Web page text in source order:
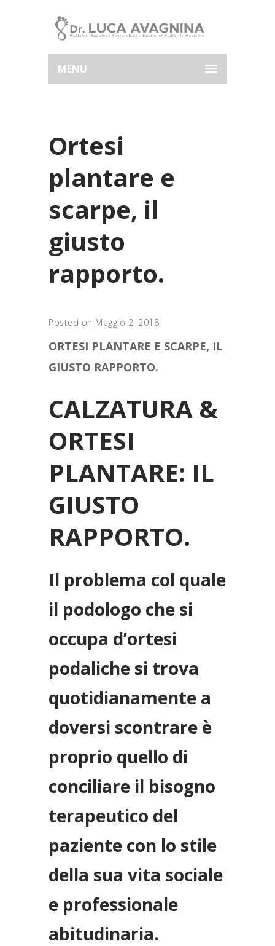
MENU
Ortesi
plantare e
scarpe, il
giusto
rapporto.
Posted on Maggio 2, 2018
ORTESI PLANTARE E SCARPE, IL
GIUSTO RAPPORTO.
CALZATURA &
ORTESI
PLANTARE: IL
GIUSTO
RAPPORTO.
Il problema col quale
il podologo che si
occupa d’ortesi
podaliche si trova
quotidianamente a
doversi scontrare è
proprio quello di
conciliare il bisogno
terapeutico del
paziente con lo stile
della sua vita sociale
e professionale
abitudinaria.